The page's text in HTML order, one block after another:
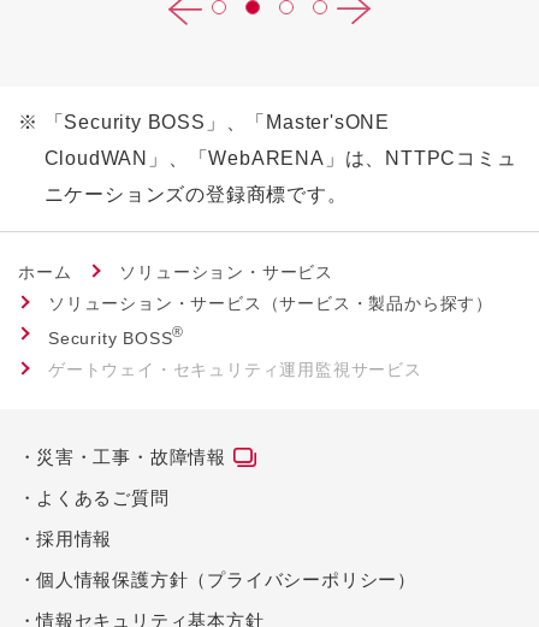
※
「Security BOSS」、「Master'sONE
CloudWAN」、「WebARENA」は、NTTPCコミュ
ニケーションズの登録商標です。
ホーム
ソリューション・サービス
ソリューション・サービス（サービス・製品から探す）
Security BOSS®
ゲートウェイ・セキュリティ運用監視サービス
災害・工事・故障情報
よくあるご質問
採用情報
個人情報保護方針（プライバシーポリシー）
情報セキュリティ基本方針